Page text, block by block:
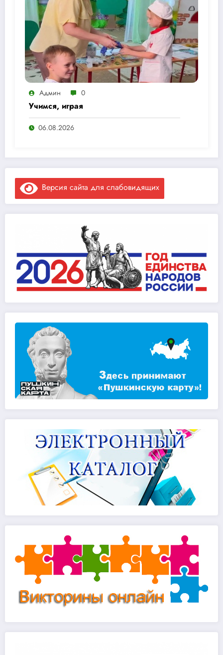
Админ 0
Учимся, играя
06.08.2026
Версия сайта для слабовидящих